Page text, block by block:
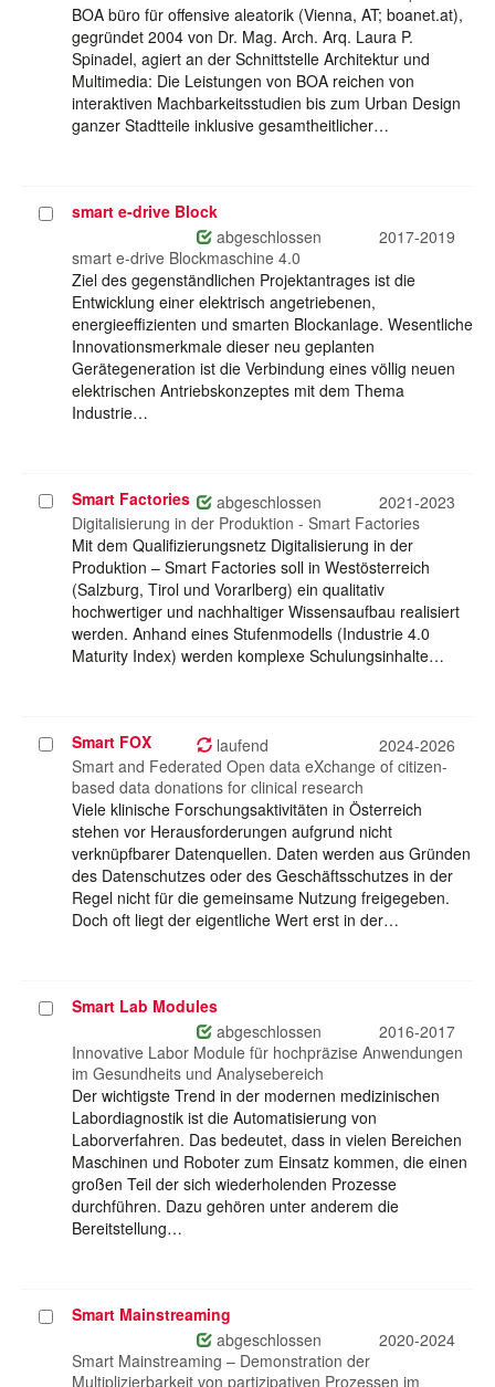
BOA büro für offensive aleatorik (Vienna, AT; boanet.at),
gegründet 2004 von Dr. Mag. Arch. Arq. Laura P.
Spinadel, agiert an der Schnittstelle Architektur und
Multimedia: Die Leistungen von BOA reichen von
interaktiven Machbarkeitsstudien bis zum Urban Design
ganzer Stadtteile inklusive gesamtheitlicher…
Projektsmart e-drive Block
abgeschlossen
2017-2019
smart e-drive Blockmaschine 4.0
Ziel des gegenständlichen Projektantrages ist die
Entwicklung einer elektrisch angetriebenen,
energieeffizienten und smarten Blockanlage. Wesentliche
Innovationsmerkmale dieser neu geplanten
Gerätegeneration ist die Verbindung eines völlig neuen
elektrischen Antriebskonzeptes mit dem Thema
Industrie…
Projekt
auswählen
Smart Factories abgeschlossen
2021-2023
Digitalisierung in der Produktion - Smart Factories
Mit dem Qualifizierungsnetz Digitalisierung in der
Produktion – Smart Factories soll in Westösterreich
(Salzburg, Tirol und Vorarlberg) ein qualitativ
hochwertiger und nachhaltiger Wissensaufbau realisiert
werden. Anhand eines Stufenmodells (Industrie 4.0
Maturity Index) werden komplexe Schulungsinhalte…
Projekt
auswählen
Smart FOX laufend
2024-2026
Smart and Federated Open data eXchange of citizen-
based data donations for clinical research
Viele klinische Forschungsaktivitäten in Österreich
stehen vor Herausforderungen aufgrund nicht
verknüpfbarer Datenquellen. Daten werden aus Gründen
des Datenschutzes oder des Geschäftsschutzes in der
Regel nicht für die gemeinsame Nutzung freigegeben.
Doch oft liegt der eigentliche Wert erst in der…
ProjektSmart Lab Modules
abgeschlossen
2016-2017
Innovative Labor Module für hochpräzise Anwendungen
im Gesundheits und Analysebereich
Der wichtigste Trend in der modernen medizinischen
Labordiagnostik ist die Automatisierung von
Laborverfahren. Das bedeutet, dass in vielen Bereichen
Maschinen und Roboter zum Einsatz kommen, die einen
großen Teil der sich wiederholenden Prozesse
durchführen. Dazu gehören unter anderem die
Bereitstellung…
ProjektSmart Mainstreaming
abgeschlossen
2020-2024
Smart Mainstreaming – Demonstration der
Multiplizierbarkeit von partizipativen Prozessen im